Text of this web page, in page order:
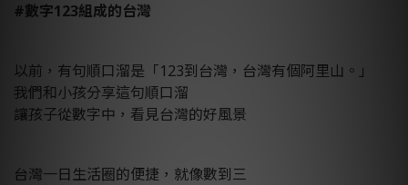
#數字123組成的台灣
以前，有句順口溜是「123到台灣，台灣有個阿里山。」
我們和小孩分享這句順口溜
讓孩子從數字中，看見台灣的好風景
台灣一日生活圈的便捷，就像數到三